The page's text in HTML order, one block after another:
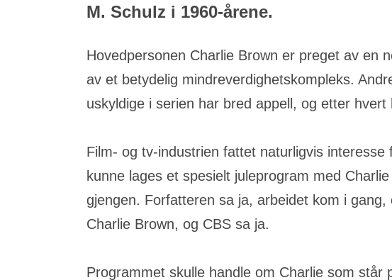
M. Schulz i 1960-årene.
Hovedpersonen Charlie Brown er preget av en
av et betydelig mindreverdighetskompleks.
uskyldige i serien har bred appell, og etter
Film- og tv-industrien fattet naturligvis
kunne lages et spesielt juleprogram med
gjengen. Forfatteren sa ja, arbeidet kom i
Charlie Brown, og CBS sa ja.
Programmet skulle handle om Charlie som